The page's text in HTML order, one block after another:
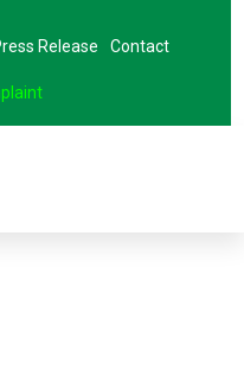
Release Contact